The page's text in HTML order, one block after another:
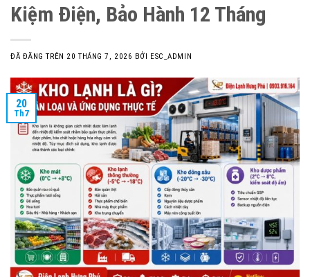
Kiệm Điện, Bảo Hành 12 Tháng
ĐÃ ĐĂNG TRÊN 20 THÁNG 7, 2026 BỞI ESC_ADMIN
20
Th7